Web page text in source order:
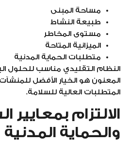
مساحة المبنى
طبيعة النشاط
مستوى المخاطر
الميزانية المتاحة
متطلبات الحماية المدنية
النظام التقليدي مناسب للحلول
المعنون هو الخيار الأفضل للمنشآت
المتطلبات العالية للسلامة.
الالتزام بمعايير
والحماية المدنية